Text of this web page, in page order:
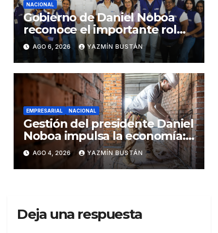
NACIONAL
Gobierno de Daniel Noboa
reconoce el importante rol
que cumplen educadoras del
servicio Creciendo con
Nuestros Hijos en beneficio
de la niñez
AGO 6, 2026 YAZMÍN BUSTÁN
EMPRESARIAL NACIONAL
Gestión del presidente Daniel
Noboa impulsa la economía:
ventas superan los USD
25.600 millones y crecen
16,7% en julio
AGO 4, 2026 YAZMÍN BUSTÁN
Deja una respuesta